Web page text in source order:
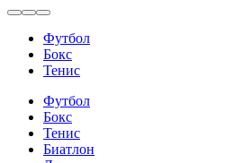
Футбол
Бокс
Тенис
Футбол
Бокс
Тенис
Биатлон